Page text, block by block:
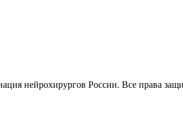
нейрохирургов России. Все права